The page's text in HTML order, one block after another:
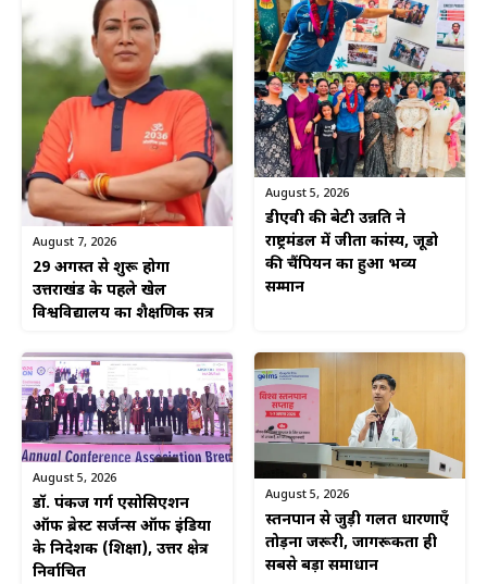
August 7, 2026
29 अगस्त से शुरू होगा
उत्तराखंड के पहले खेल
विश्वविद्यालय का शैक्षणिक सत्र
August 5, 2026
डीएवी की बेटी उन्नति ने
राष्ट्रमंडल में जीता कांस्य, जूडो
की चैंपियन का हुआ भव्य
सम्मान
August 5, 2026
डॉ. पंकज गर्ग एसोसिएशन
ऑफ ब्रेस्ट सर्जन्स ऑफ इंडिया
के निदेशक (शिक्षा), उत्तर क्षेत्र
निर्वाचित
August 5, 2026
स्तनपान से जुड़ी गलत धारणाएँ
तोड़ना जरूरी, जागरूकता ही
सबसे बड़ा समाधान